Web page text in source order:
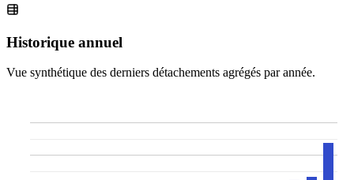
Historique annuel
Vue synthétique des derniers détachements agrégés par année.